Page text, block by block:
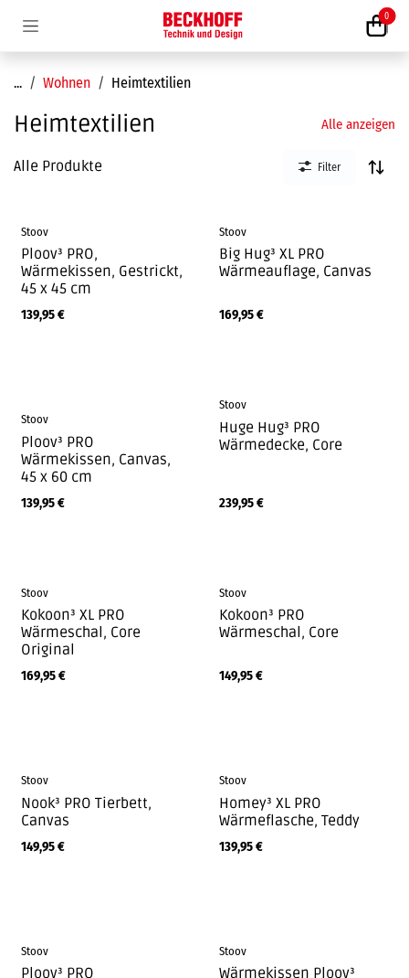
0
... Wohnen Heimtextilien
Heimtextilien Alle anzeigen
Filter
Alle Produkte
Stoov
Ploov³ PRO,
Wärmekissen, Gestrickt,
45 x 45 cm
139,95€
Stoov
Big Hug³ XL PRO
Wärmeauflage, Canvas
169,95€
Stoov
Ploov³ PRO
Wärmekissen, Canvas,
45 x 60 cm
139,95€
Stoov
Huge Hug³ PRO
Wärmedecke, Core
239,95€
Stoov
Kokoon³ XL PRO
Wärmeschal, Core
Original
169,95€
Stoov
Kokoon³ PRO
Wärmeschal, Core
149,95€
Stoov
Nook³ PRO Tierbett,
Canvas
149,95€
Stoov
Homey³ XL PRO
Wärmeflasche, Teddy
139,95€
Stoov
Ploov³ PRO
Stoov
Wärmekissen Ploov³